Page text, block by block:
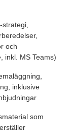
och
inkl. MS Teams)
inklusive
som